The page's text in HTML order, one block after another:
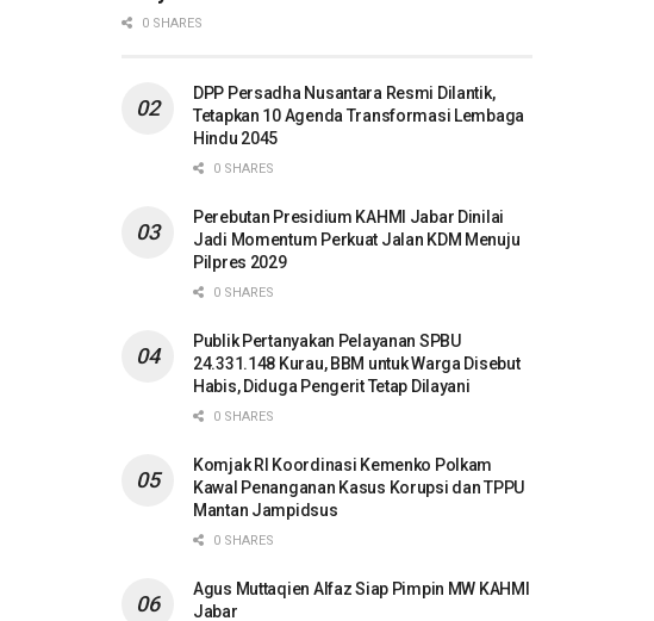
0 SHARES
DPP Persadha Nusantara Resmi Dilantik,
Tetapkan 10 Agenda Transformasi Lembaga
Hindu 2045
0 SHARES
Perebutan Presidium KAHMI Jabar Dinilai
Jadi Momentum Perkuat Jalan KDM Menuju
Pilpres 2029
0 SHARES
Publik Pertanyakan Pelayanan SPBU
24.331.148 Kurau, BBM untuk Warga Disebut
Habis, Diduga Pengerit Tetap Dilayani
0 SHARES
Komjak RI Koordinasi Kemenko Polkam
Kawal Penanganan Kasus Korupsi dan TPPU
Mantan Jampidsus
0 SHARES
Agus Muttaqien Alfaz Siap Pimpin MW KAHMI
Jabar